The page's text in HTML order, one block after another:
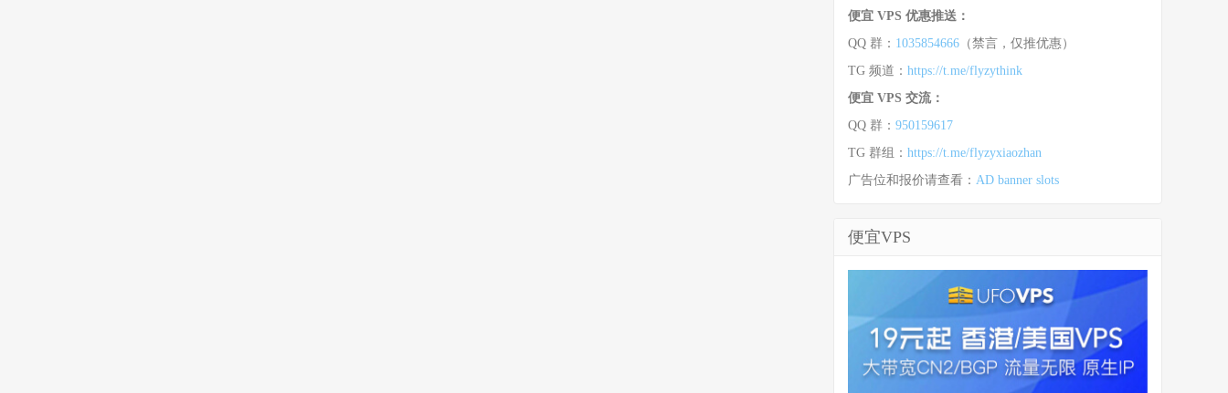
便宜 VPS 优惠推送：
QQ 群： 1035854666 （禁言，仅推优惠）
TG 频道： https://t.me/flyzythink
便宜 VPS 交流：
QQ 群： 950159617
TG 群组： https://t.me/flyzyxiaozhan
广告位和报价请查看： AD banner slots
便宜VPS